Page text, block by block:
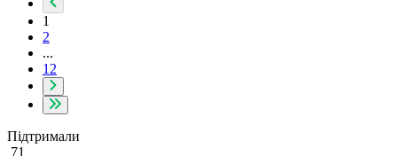
1
2
...
12
Підтримали
71